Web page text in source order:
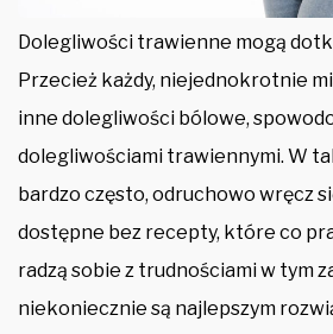
Dolegliwości trawienne mogą
Przecież każdy, niejednokrotnie
inne dolegliwości bólowe,
dolegliwościami trawiennymi. W
bardzo często, odruchowo wręcz
dostępne bez recepty, które co
radzą sobie z trudnościami w tym
niekoniecznie są najlepszym